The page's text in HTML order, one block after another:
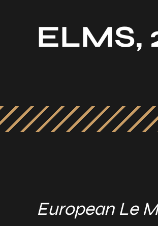
ELMS,
European Le